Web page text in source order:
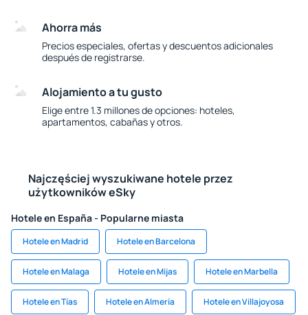
Ahorra más
Precios especiales, ofertas y descuentos adicionales
después de registrarse.
Alojamiento a tu gusto
Elige entre 1.3 millones de opciones: hoteles,
apartamentos, cabañas y otros.
Najczęściej wyszukiwane hotele przez
użytkowników eSky
Hotele en España - Popularne miasta
Hotele en Madrid Hotele en Barcelona
Hotele en Malaga Hotele en Mijas Hotele en Marbella
Hotele en Tías Hotele en Almería Hotele en Villajoyosa